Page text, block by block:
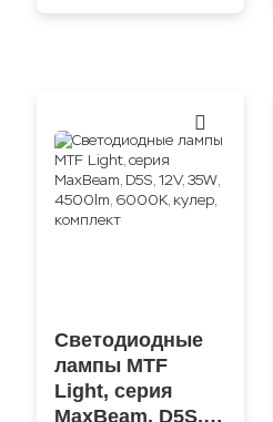
Светодиодные
лампы MTF
Light, серия
MaxBeam, D5S,